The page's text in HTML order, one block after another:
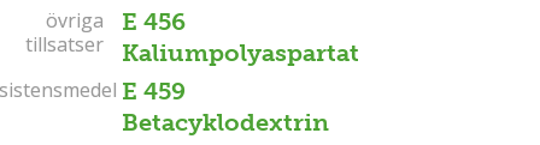
E 456
Kaliumpolyaspartat
övriga
tillsatser
övriga
tillsatser
E 459
Betacyklodextrin